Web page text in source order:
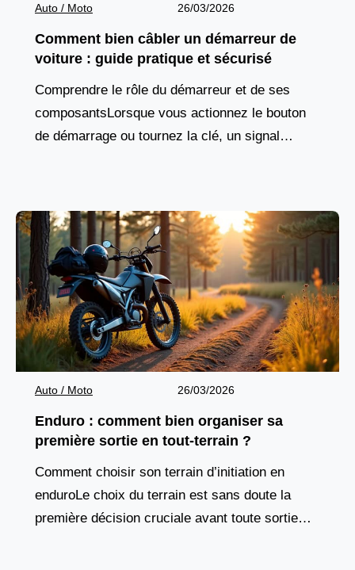
Auto / Moto 26/03/2026
Comment bien câbler un démarreur de
voiture : guide pratique et sécurisé
Comprendre le rôle du démarreur et de ses
composantsLorsque vous actionnez le bouton
de démarrage ou tournez la clé, un signal
Auto / Moto 26/03/2026
Enduro : comment bien organiser sa
première sortie en tout-terrain ?
Comment choisir son terrain d’initiation en
enduroLe choix du terrain est sans doute la
première décision cruciale avant toute sortie